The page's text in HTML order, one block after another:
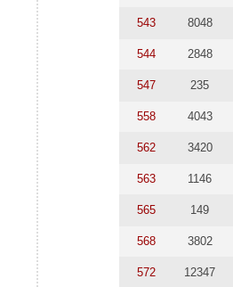
543 8048
544 2848
547 235
558 4043
562 3420
563 1146
565 149
568 3802
572 12347